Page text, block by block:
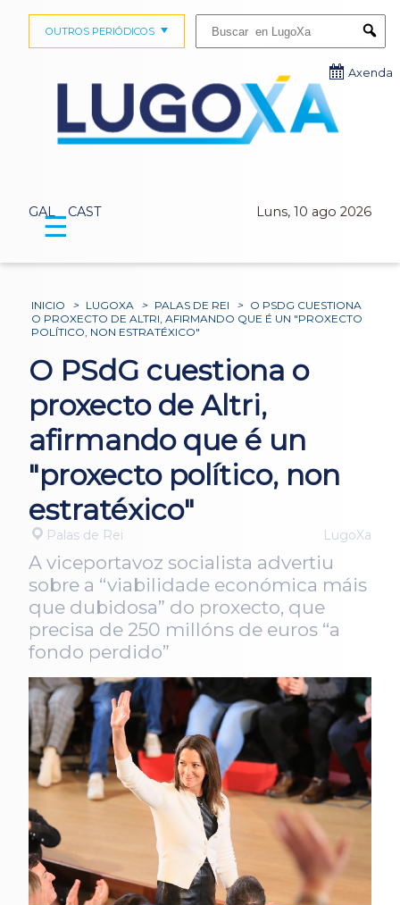
GAL CAST Luns, 10 ago 2026
OUTROS PERIÓDICOS
Axenda
☰
INICIO > LUGOXA > PALAS DE REI > O PSDG CUESTIONA
O PROXECTO DE ALTRI, AFIRMANDO QUE É UN "PROXECTO
POLÍTICO, NON ESTRATÉXICO"
O PSdG cuestiona o
proxecto de Altri,
afirmando que é un
"proxecto político, non
estratéxico"
Palas de Rei LugoXa
A viceportavoz socialista advertiu
sobre a “viabilidade económica máis
que dubidosa” do proxecto, que
precisa de 250 millóns de euros “a
fondo perdido”